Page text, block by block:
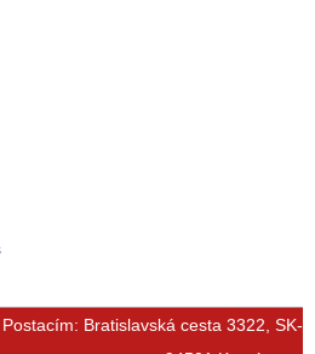
Bratislavská cesta 3322, SK-